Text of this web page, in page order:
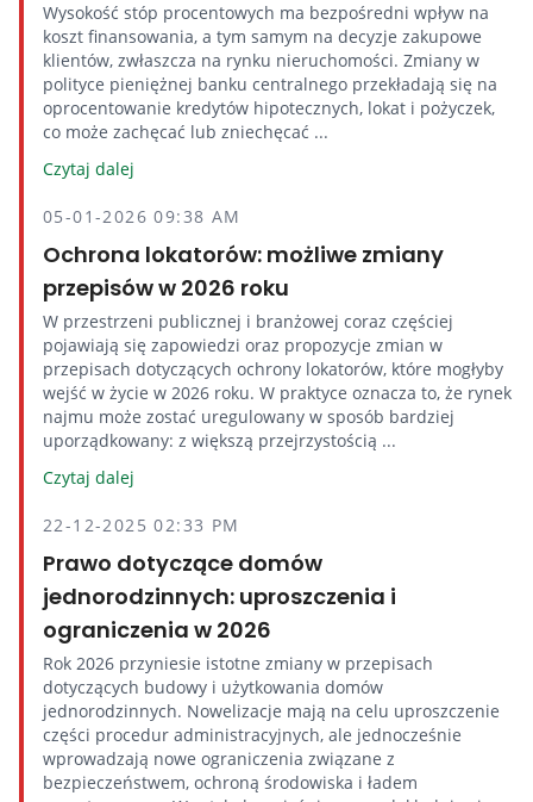
Wysokość stóp procentowych ma bezpośredni wpływ na
koszt finansowania, a tym samym na decyzje zakupowe
klientów, zwłaszcza na rynku nieruchomości. Zmiany w
polityce pieniężnej banku centralnego przekładają się na
oprocentowanie kredytów hipotecznych, lokat i pożyczek,
co może zachęcać lub zniechęcać ...
Czytaj dalej
05-01-2026 09:38 AM
Ochrona lokatorów: możliwe zmiany
przepisów w 2026 roku
W przestrzeni publicznej i branżowej coraz częściej
pojawiają się zapowiedzi oraz propozycje zmian w
przepisach dotyczących ochrony lokatorów, które mogłyby
wejść w życie w 2026 roku. W praktyce oznacza to, że rynek
najmu może zostać uregulowany w sposób bardziej
uporządkowany: z większą przejrzystością ...
Czytaj dalej
22-12-2025 02:33 PM
Prawo dotyczące domów
jednorodzinnych: uproszczenia i
ograniczenia w 2026
Rok 2026 przyniesie istotne zmiany w przepisach
dotyczących budowy i użytkowania domów
jednorodzinnych. Nowelizacje mają na celu uproszczenie
części procedur administracyjnych, ale jednocześnie
wprowadzają nowe ograniczenia związane z
bezpieczeństwem, ochroną środowiska i ładem